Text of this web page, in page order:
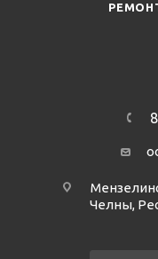
Челны,